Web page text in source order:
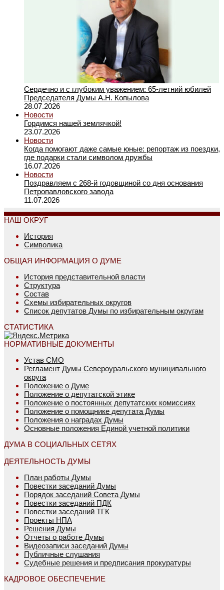
Сердечно и с глубоким уважением: 65-летний юбилей
Председателя Думы А.Н. Копылова
28.07.2026
Новости
Гордимся нашей землячкой!
23.07.2026
Новости
Когда помогают даже самые юные: репортаж из поездки,
где подарки стали символом дружбы
16.07.2026
Новости
Поздравляем с 268-й годовщиной со дня основания
Петропавловского завода
11.07.2026
НАШ ОКРУГ
История
Символика
ОБЩАЯ ИНФОРМАЦИЯ О ДУМЕ
История представительной власти
Структура
Состав
Схемы избирательных округов
Список депутатов Думы по избирательным округам
СТАТИСТИКА
НОРМАТИВНЫЕ ДОКУМЕНТЫ
Устав СМО
Регламент Думы Североуральского муниципального
округа
Положение о Думе
Положение о депутатской этике
Положение о постоянных депутатских комиссиях
Положение о помощнике депутата Думы
Положения о наградах Думы
Основные положения Единой учетной политики
ДУМА В СОЦИАЛЬНЫХ СЕТЯХ
ДЕЯТЕЛЬНОСТЬ ДУМЫ
План работы Думы
Повестки заседаний Думы
Порядок заседаний Совета Думы
Повестки заседаний ПДК
Повестки заседаний ТГК
Проекты НПА
Решения Думы
Отчеты о работе Думы
Видеозаписи заседаний Думы
Публичные слушания
Судебные решения и предписания прокуратуры
КАДРОВОЕ ОБЕСПЕЧЕНИЕ